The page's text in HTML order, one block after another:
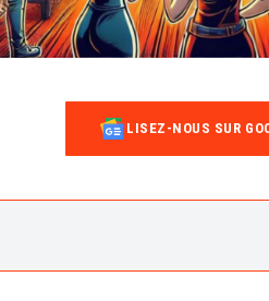
LISEZ-NOUS SUR
sur les airdrops de NFT